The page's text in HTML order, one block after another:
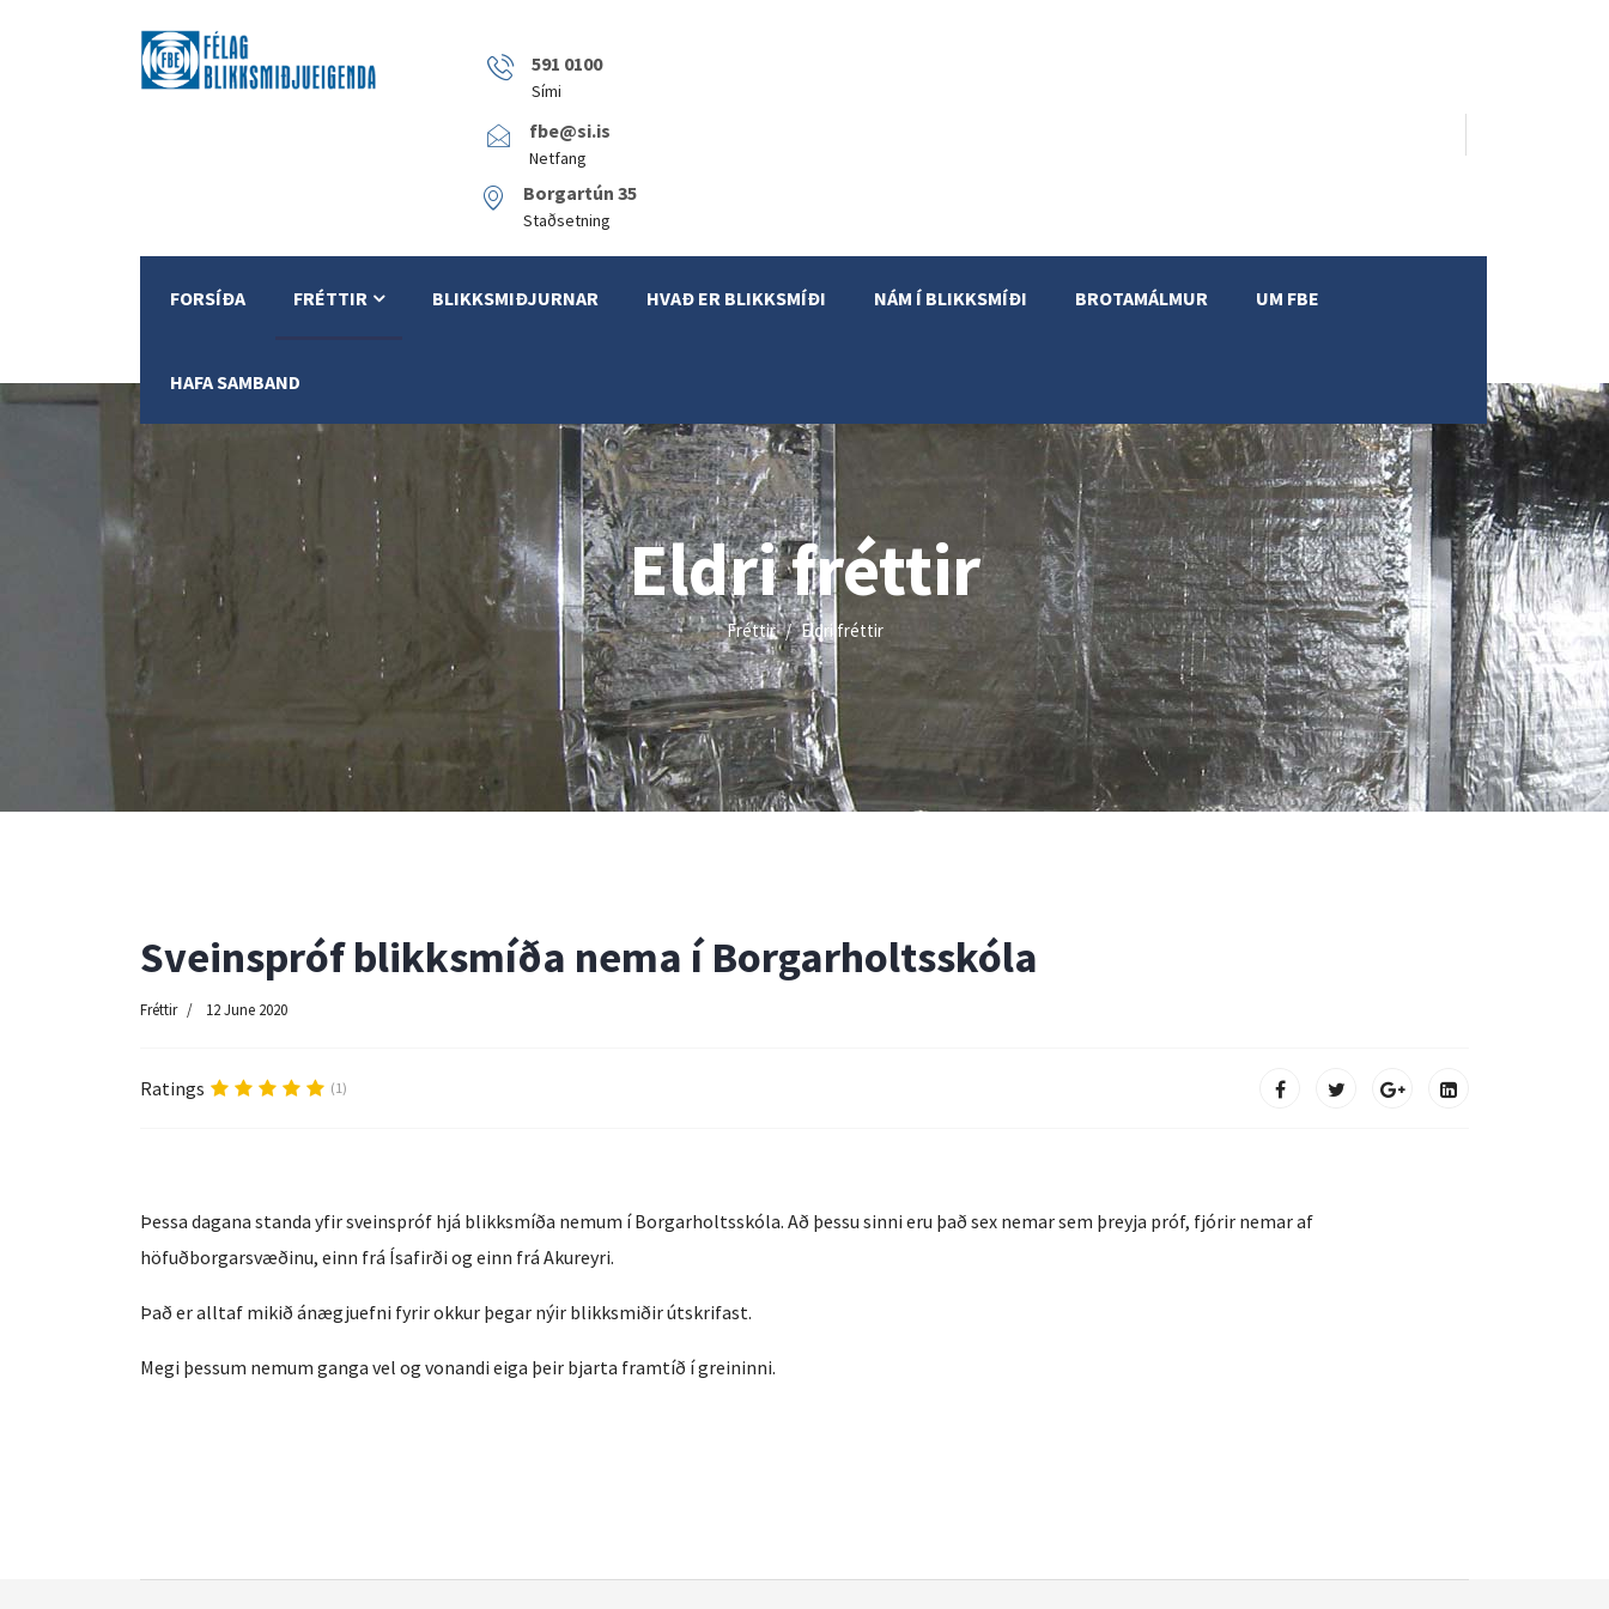
591 0100
Sími
fbe@si.is
Netfang
Borgartún 35
Staðsetning
FORSÍÐA FRÉTTIR BLIKKSMIÐJURNAR HVAÐ ER BLIKKSMÍÐI NÁM Í BLIKKSMÍÐI BROTAMÁLMUR UM FBE
HAFA SAMBAND
Eldri fréttir
Fréttir Eldri fréttir
Sveinspróf blikksmíða nema í Borgarholtsskóla
Fréttir 12 June 2020
Ratings (1)
Þessa dagana standa yfir sveinspróf hjá blikksmíða nemum í Borgarholtsskóla. Að þessu sinni eru það sex nemar sem þreyja próf, fjórir nemar af
höfuðborgarsvæðinu, einn frá Ísafirði og einn frá Akureyri.
Það er alltaf mikið ánægjuefni fyrir okkur þegar nýir blikksmiðir útskrifast.
Megi þessum nemum ganga vel og vonandi eiga þeir bjarta framtíð í greininni.